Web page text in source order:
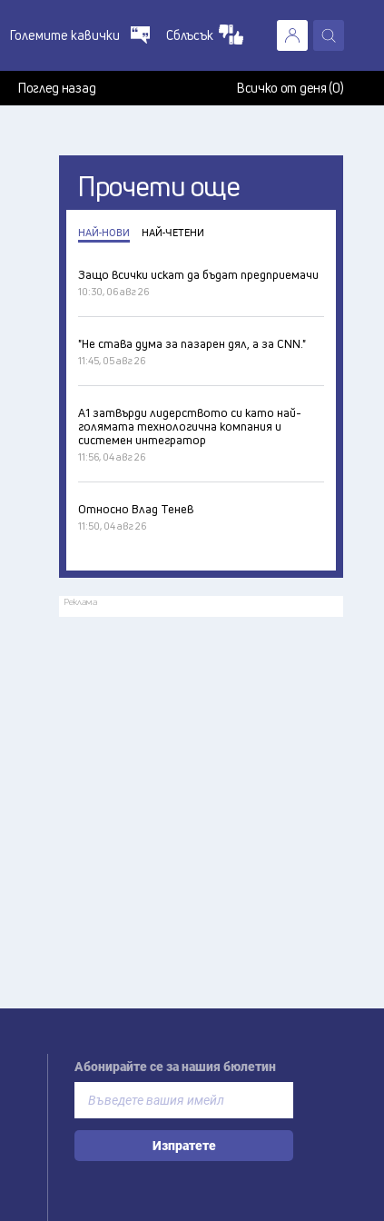
X
Големите кавички Сблъсък
Поглед назад Всичко от деня (0)
Прочети още
НАЙ-НОВИ НАЙ-ЧЕТЕНИ
Защо всички искат да бъдат предприемачи
10:30, 06 авг 26
"Не става дума за пазарен дял, а за CNN."
11:45, 05 авг 26
А1 затвърди лидерството си като най-
голямата технологична компания и
системен интегратор
11:56, 04 авг 26
Относно Влад Тенев
11:50, 04 авг 26
Реклама
Абонирайте се за нашия бюлетин
Изпратете